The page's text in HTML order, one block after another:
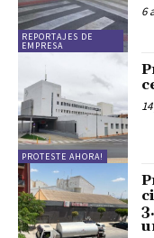
REPORTAJES DE
EMPRESA
6
PROTESTE AHORA!